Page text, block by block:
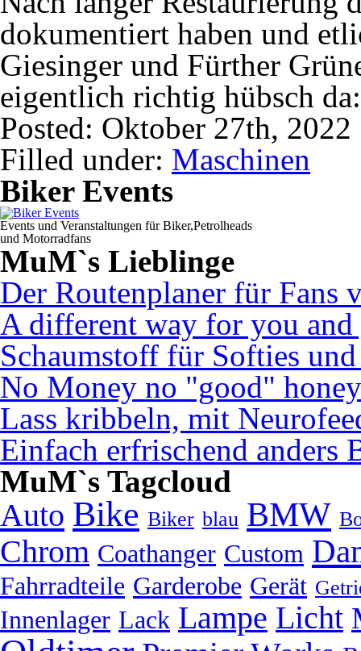
dokumentiert haben und
Giesinger und Fürther
eigentlich richtig hübsch
Posted: Oktober 27th,
Filled under: Maschinen
Biker Events
Events und Veranstaltungen für Biker,Petrolheads
und Motorradfans
MuM`s Lieblinge
Der Routenplaner für Fans
A different way for you
Schaumstoff für Softies
No Money no "good" honey
Lass kribbeln, mit
Einfach erfrischend anders
MuM`s Tagcloud
Auto Bike Biker blau BMW
Chrom Coathanger Custom
Fahrradteile Garderobe Gerät
Innenlager Lack Lampe Licht